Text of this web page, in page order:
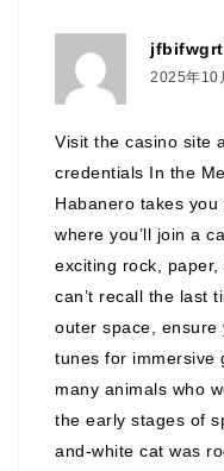
jfbifwgrt
2025年10
Visit the casino site
credentials In the
Habanero takes
where you’ll join a
exciting rock,
can’t recall the last
outer space, ensure
tunes for immersive
many animals who
the early stages of
and-white cat was